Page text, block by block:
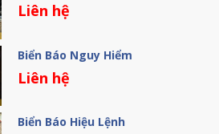
Liên hệ
Biển Báo Nguy Hiểm
Liên hệ
Biển Báo Hiệu Lệnh